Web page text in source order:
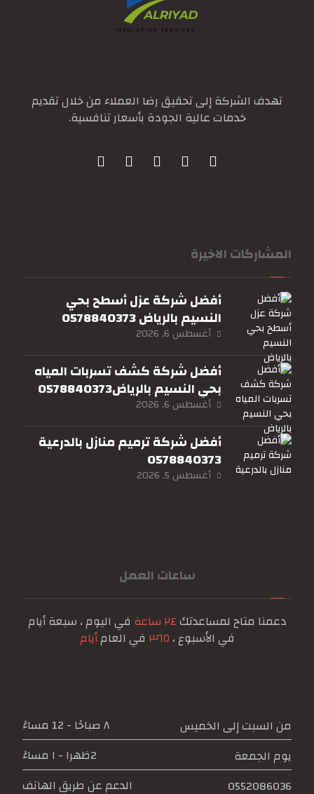
تهدف الشركة إلى تحقيق رضا العملاء من خلال تقديم
خدمات عالية الجودة بأسعار تنافسية.
المشاركات الاخيرة
أفضل شركة عزل أسطح بحي
النسيم بالرياض 0578840373
أغسطس 6, 2026
أفضل شركة كشف تسربات المياه
بحي النسيم بالرياض0578840373
أغسطس 6, 2026
أفضل شركة ترميم منازل بالدرعية
0578840373
أغسطس 5, 2026
ساعات العمل
دعمنا متاح لمساعدتك٢٤ ساعة
في اليوم ، سبعة أيام
في الأسبوع ، ٣٦٥ في العامأيام
من السبت إلى الخميس
٨ صباحًا - 12 مساءً
يوم الجمعة
2ظهرا - ١ مساءً
0552086036
الدعم عن طريق الهاتف